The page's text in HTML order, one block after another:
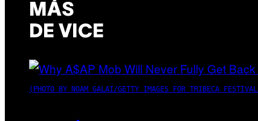
MÁS
DE VICE
(PHOTO BY NOAM GALAI/GETTY IMAGES FOR TRIBECA